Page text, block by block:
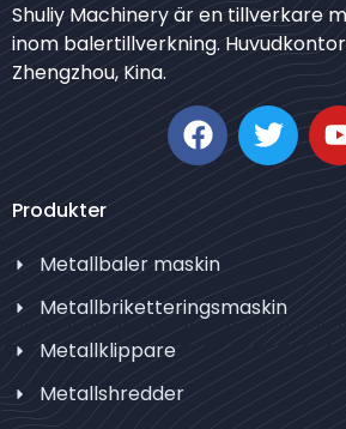
Shuliy Machinery är en tillverkare
inom balertillverkning.
Zhengzhou, Kina.
Produkter
Metallbaler maskin
Metallbriketteringsmaskin
Metallklippare
Metallshredder